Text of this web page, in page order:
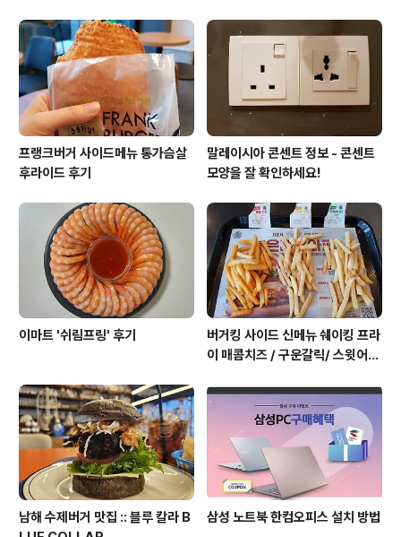
프랭크버거 사이드메뉴 통가슴살
후라이드 후기
말레이시아 콘센트 정보 - 콘센트
모양을 잘 확인하세요!
이마트 '쉬림프링' 후기
버거킹 사이드 신메뉴 쉐이킹 프라
이 매콤치즈 / 구운갈릭/ 스윗어니
남해 수제버거 맛집 :: 블루 칼라 B
삼성 노트북 한컴오피스 설치 방법